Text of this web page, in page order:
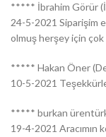
***** İbrahim Görür
24-5-2021 Siparişim
olmuş herşey için
***** Hakan Öner
10-5-2021
***** burkan
19-4-2021 Aracımın